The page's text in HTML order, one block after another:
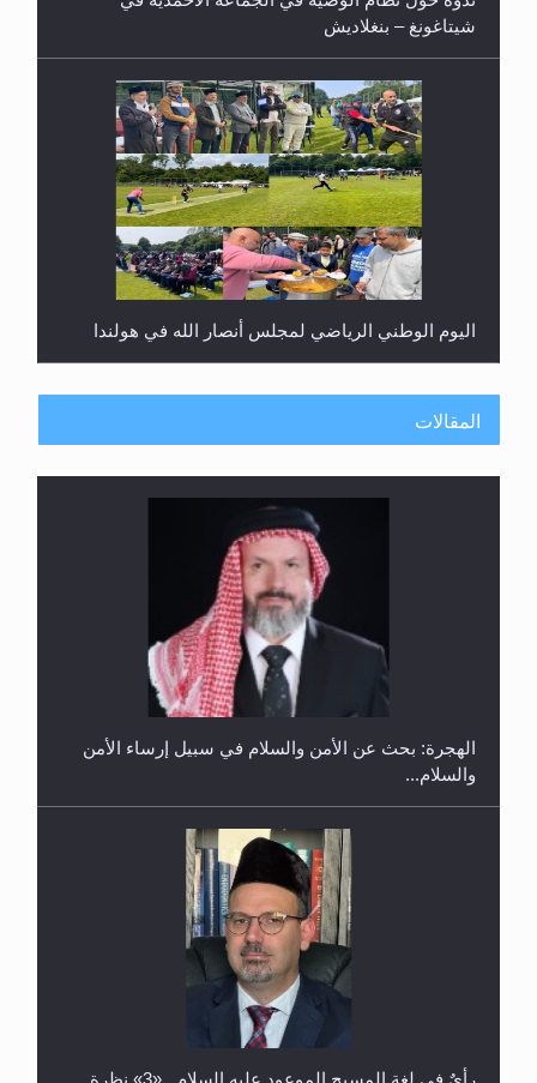
اليوم الوطني الرياضي لمجلس أنصار الله في هولندا
إتمام حفظ القرآن الكريم لثلاثة طلاب من مدرسة الحفظ
حفل توزيع الشهادات في الجامعة الأحمدية بنيجيريا لعام
المقالات
الهجرة: بحث عن الأمن والسلام في سبيل إرساء الأمن
في شعر المسيح الموعود عليه السلام.....